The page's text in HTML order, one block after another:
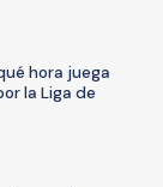
hora juega
la Liga de